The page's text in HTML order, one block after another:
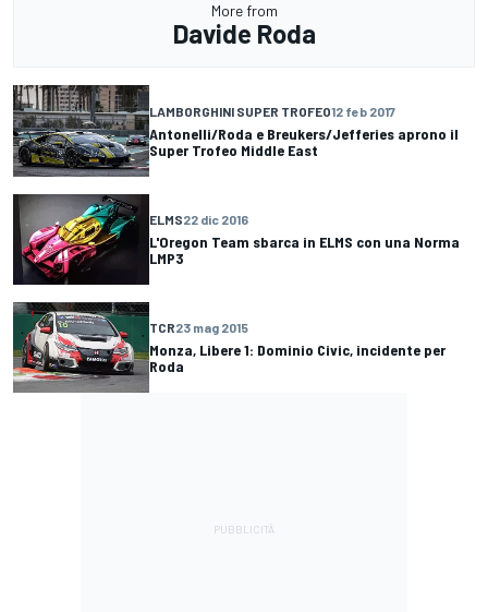
More from
Davide Roda
LAMBORGHINI SUPER TROFEO12 feb 2017
Antonelli/Roda e Breukers/Jefferies aprono il
Super Trofeo Middle East
ELMS22 dic 2016
L'Oregon Team sbarca in ELMS con una Norma
LMP3
TCR23 mag 2015
Monza, Libere 1: Dominio Civic, incidente per
Roda